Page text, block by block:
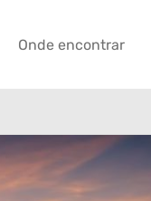
Onde encontrar